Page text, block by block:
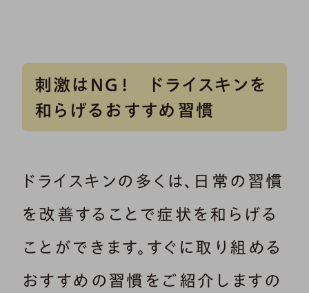
刺激はNG！ ドライスキンを
和らげるおすすめ習慣
ドライスキンの多くは、日常の習慣
を改善することで症状を和らげる
ことができます。すぐに取り組める
おすすめの習慣をご紹介しますの